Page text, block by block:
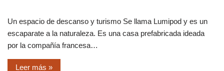
Un espacio de descanso y turismo Se llama Lumipod y es un
escaparate a la naturaleza. Es una casa prefabricada ideada
por la compañía francesa…
Leer más »